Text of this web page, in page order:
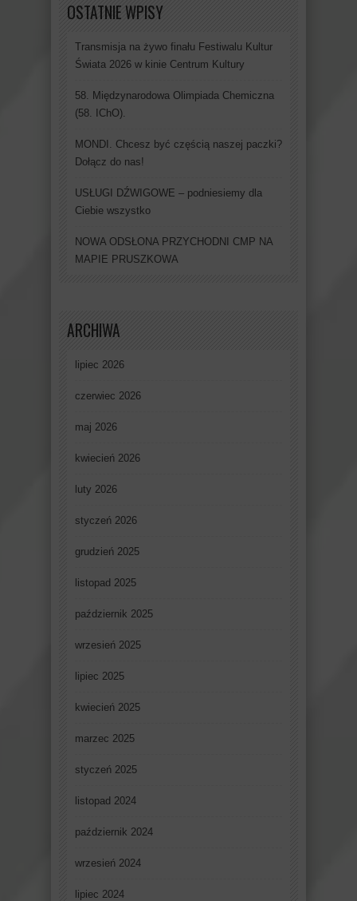
OSTATNIE WPISY
Transmisja na żywo finału Festiwalu Kultur
Świata 2026 w kinie Centrum Kultury
58. Międzynarodowa Olimpiada Chemiczna
(58. IChO).
MONDI. Chcesz być częścią naszej paczki?
Dołącz do nas!
USŁUGI DŹWIGOWE – podniesiemy dla
Ciebie wszystko
NOWA ODSŁONA PRZYCHODNI CMP NA
MAPIE PRUSZKOWA
ARCHIWA
lipiec 2026
czerwiec 2026
maj 2026
kwiecień 2026
luty 2026
styczeń 2026
grudzień 2025
listopad 2025
październik 2025
wrzesień 2025
lipiec 2025
kwiecień 2025
marzec 2025
styczeń 2025
listopad 2024
październik 2024
wrzesień 2024
lipiec 2024